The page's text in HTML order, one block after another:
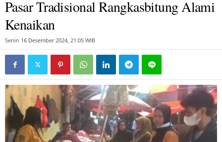
Pasar Tradisional Rangkasbitung Alami
Kenaikan
Senin 16 Desember 2024, 21:05 WIB